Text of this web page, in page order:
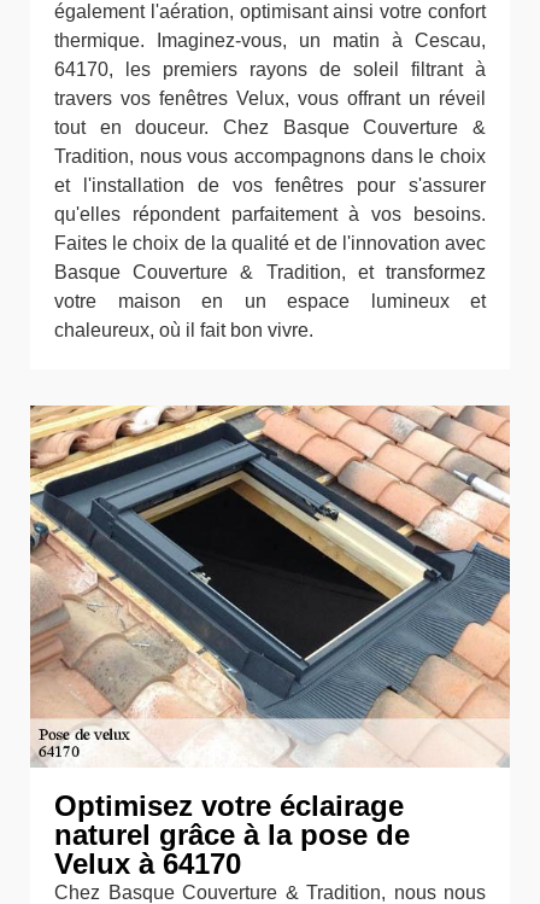
également l'aération, optimisant ainsi votre confort
thermique. Imaginez-vous, un matin à Cescau,
64170, les premiers rayons de soleil filtrant à
travers vos fenêtres Velux, vous offrant un réveil
tout en douceur. Chez Basque Couverture &
Tradition, nous vous accompagnons dans le choix
et l'installation de vos fenêtres pour s'assurer
qu'elles répondent parfaitement à vos besoins.
Faites le choix de la qualité et de l'innovation avec
Basque Couverture & Tradition, et transformez
votre maison en un espace lumineux et
chaleureux, où il fait bon vivre.
Optimisez votre éclairage
naturel grâce à la pose de
Velux à 64170
Chez Basque Couverture & Tradition, nous nous